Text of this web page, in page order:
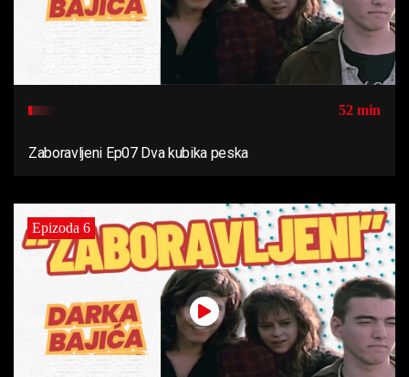
52 min
Zaboravljeni Ep07 Dva kubika peska
Epizoda 6